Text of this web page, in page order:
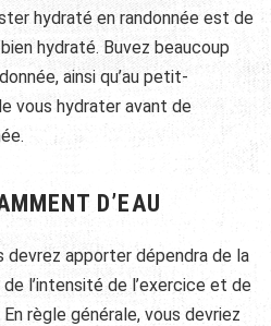
hydraté en randonnée est de
hydraté. Buvez beaucoup
ainsi qu’au petit-
vous hydrater avant de
D’EAU
devrez apporter dépendra de la
l’intensité de l’exercice et de
règle générale, vous devriez